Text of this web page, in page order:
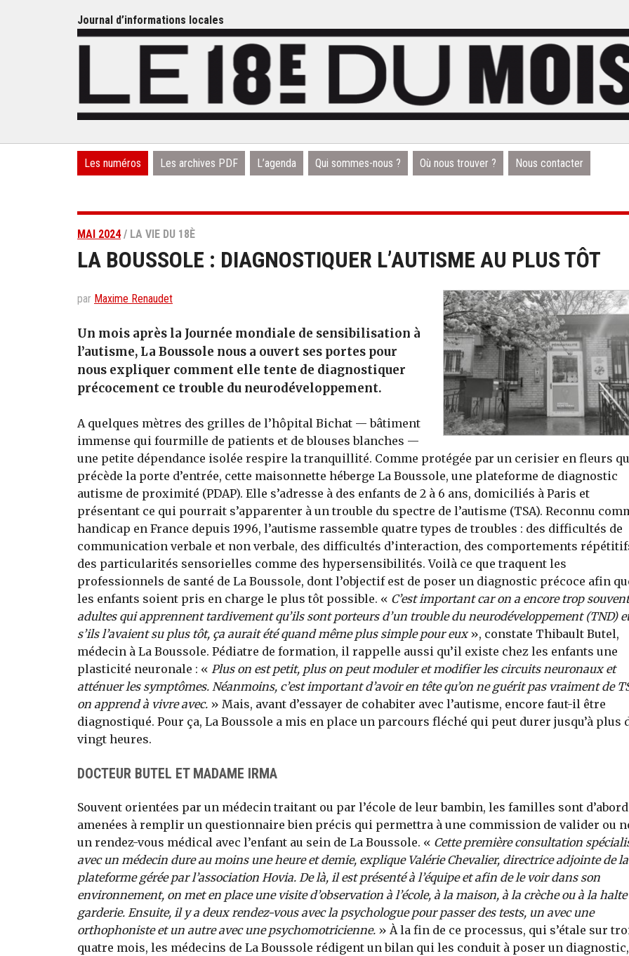
Journal d’informations locales
Les numéros Les archives PDF L’agenda Qui sommes-nous ? Où nous trouver ? Nous contacter
MAI 2024/ LA VIE DU 18È
LA BOUSSOLE : DIAGNOSTIQUER L’AUTISME AU PLUS TÔT
par Maxime Renaudet
Un mois après la Journée mondiale de sensibilisation à
l’autisme, La Boussole nous a ouvert ses portes pour
nous expliquer comment elle tente de diagnostiquer
précocement ce trouble du neurodéveloppement.
A quelques mètres des grilles de l’hôpital Bichat — bâtiment
immense qui fourmille de patients et de blouses blanches —
une petite dépendance isolée respire la tranquillité. Comme protégée par un cerisier en fleurs
précède la porte d’entrée, cette maisonnette héberge La Boussole, une plateforme de diagnostic
autisme de proximité (PDAP). Elle s’adresse à des enfants de 2 à 6 ans, domiciliés à Paris et
présentant ce qui pourrait s’apparenter à un trouble du spectre de l’autisme (TSA). Reconnu
handicap en France depuis 1996, l’autisme rassemble quatre types de troubles : des difficultés de
communication verbale et non verbale, des difficultés d’interaction, des comportements
des particularités sensorielles comme des hypersensibilités. Voilà ce que traquent les
professionnels de santé de La Boussole, dont l’objectif est de poser un diagnostic précoce afin
les enfants soient pris en charge le plus tôt possible. « C’est important car on a encore trop
adultes qui apprennent tardivement qu’ils sont porteurs d’un trouble du neurodéveloppement (TND)
s’ils l’avaient su plus tôt, ça aurait été quand même plus simple pour eux», constate Thibault Butel,
médecin à La Boussole. Pédiatre de formation, il rappelle aussi qu’il existe chez les enfants une
plasticité neuronale : « Plus on est petit, plus on peut moduler et modifier les circuits neuronaux et
atténuer les symptômes. Néanmoins, c’est important d’avoir en tête qu’on ne guérit pas vraiment de
on apprend à vivre avec. » Mais, avant d’essayer de cohabiter avec l’autisme, encore faut-il être
diagnostiqué. Pour ça, La Boussole a mis en place un parcours fléché qui peut durer jusqu’à plus
vingt heures.
DOCTEUR BUTEL ET MADAME IRMA
Souvent orientées par un médecin traitant ou par l’école de leur bambin, les familles sont d’abord
amenées à remplir un questionnaire bien précis qui permettra à une commission de valider ou
un rendez-vous médical avec l’enfant au sein de La Boussole. « Cette première consultation
avec un médecin dure au moins une heure et demie, explique Valérie Chevalier, directrice adjointe de la
plateforme gérée par l’association Hovia. De là, il est présenté à l’équipe et afin de le voir dans son
environnement, on met en place une visite d’observation à l’école, à la maison, à la crèche ou à la halte
garderie. Ensuite, il y a deux rendez-vous avec la psychologue pour passer des tests, un avec une
orthophoniste et un autre avec une psychomotricienne. » À la fin de ce processus, qui s’étale sur
quatre mois, les médecins de La Boussole rédigent un bilan qui les conduit à poser un diagnostic,